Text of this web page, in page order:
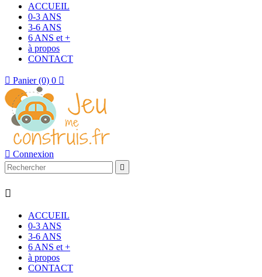
ACCUEIL
0-3 ANS
3-6 ANS
6 ANS et +
à propos
CONTACT
 Panier (0) 0 
 Connexion


ACCUEIL
0-3 ANS
3-6 ANS
6 ANS et +
à propos
CONTACT